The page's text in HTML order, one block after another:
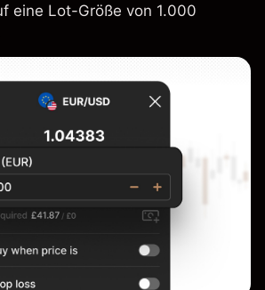
eine Lot-Größe von 1.000